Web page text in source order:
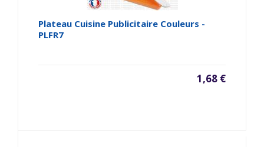
Plateau Cuisine Publicitaire Couleurs -
PLFR7
1,68 €